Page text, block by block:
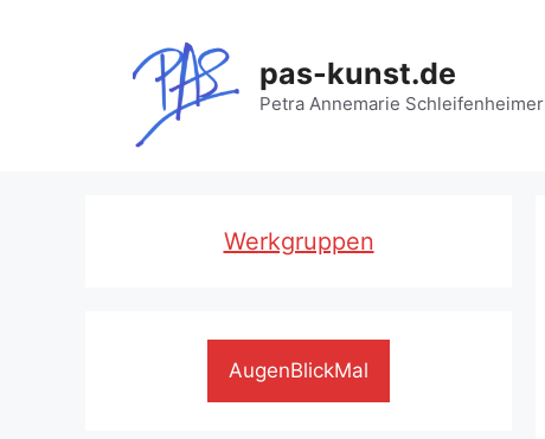
pas-kunst.de
Petra Annemarie Schleifenheimer
Werkgruppen
AugenBlickMal